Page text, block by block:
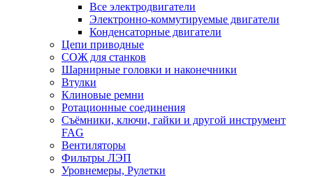
Все электродвигатели
Электронно-коммутируемые двигатели
Конденсаторные двигатели
Цепи приводные
СОЖ для станков
Шарнирные головки и наконечники
Втулки
Клиновые ремни
Ротационные соединения
Съёмники, ключи, гайки и другой инструмент
FAG
Вентиляторы
Фильтры ЛЭП
Уровнемеры, Рулетки